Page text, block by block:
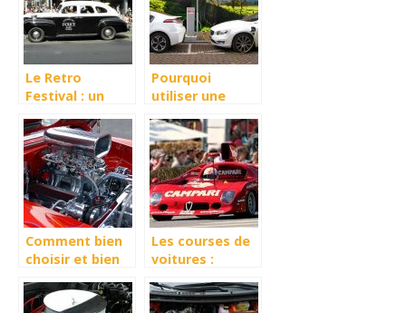
Le Retro
Festival : un
pas manquer
Pourquoi
utiliser une
hybride ?
Comment bien
choisir et bien
voiture ?
Les courses de
voitures :
risques